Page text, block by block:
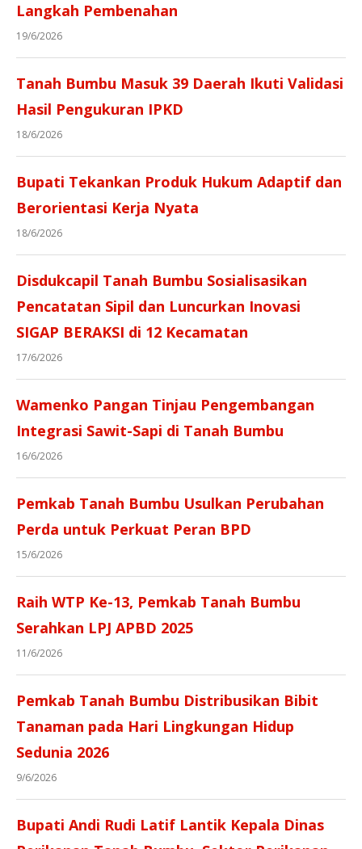
Langkah Pembenahan
19/6/2026
Tanah Bumbu Masuk 39 Daerah Ikuti Validasi
Hasil Pengukuran IPKD
18/6/2026
Bupati Tekankan Produk Hukum Adaptif dan
Berorientasi Kerja Nyata
18/6/2026
Disdukcapil Tanah Bumbu Sosialisasikan
Pencatatan Sipil dan Luncurkan Inovasi
SIGAP BERAKSI di 12 Kecamatan
17/6/2026
Wamenko Pangan Tinjau Pengembangan
Integrasi Sawit-Sapi di Tanah Bumbu
16/6/2026
Pemkab Tanah Bumbu Usulkan Perubahan
Perda untuk Perkuat Peran BPD
15/6/2026
Raih WTP Ke-13, Pemkab Tanah Bumbu
Serahkan LPJ APBD 2025
11/6/2026
Pemkab Tanah Bumbu Distribusikan Bibit
Tanaman pada Hari Lingkungan Hidup
Sedunia 2026
9/6/2026
Bupati Andi Rudi Latif Lantik Kepala Dinas